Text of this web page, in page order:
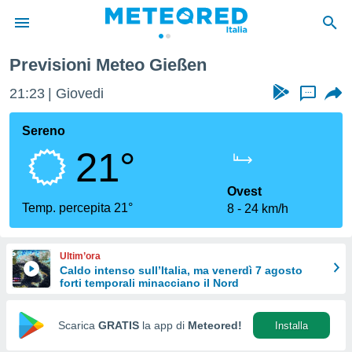
di
per
le
di
Web
Previsioni Meteo Gießen
21:23 Giovedi ...
Sereno
21°
Temp. percepita 21°
Ovest
8
24 km/h
Ultim’ora
Caldo intenso sull’Italia, ma venerdì 7 agosto
forti temporali minacciano il Nord
Scarica GRATIS la app di Meteored! Installa